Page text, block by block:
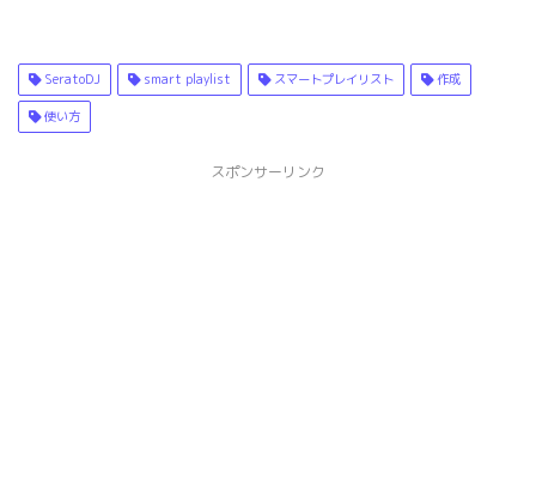
SeratoDJ smart playlist スマートプレイリスト 作成
使い方
スポンサーリンク